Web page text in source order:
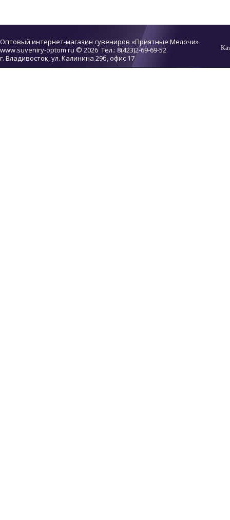
Оптовый интернет-магазин сувениров «Приятные Мелочи»
www.suveniry-optom.ru © 2026 Тел.: 8(423)2-69-69-52
г. Владивосток, ул. Калинина 29б, офис 17